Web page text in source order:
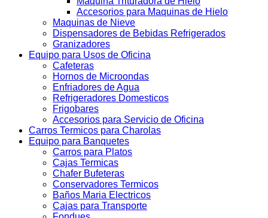
Accesorios para Maquinas de Hielo
Maquinas de Nieve
Dispensadores de Bebidas Refrigerados
Granizadores
Equipo para Usos de Oficina
Cafeteras
Hornos de Microondas
Enfriadores de Agua
Refrigeradores Domesticos
Frigobares
Accesorios para Servicio de Oficina
Carros Termicos para Charolas
Equipo para Banquetes
Carros para Platos
Cajas Termicas
Chafer Bufeteras
Conservadores Termicos
Baños Maria Electricos
Cajas para Transporte